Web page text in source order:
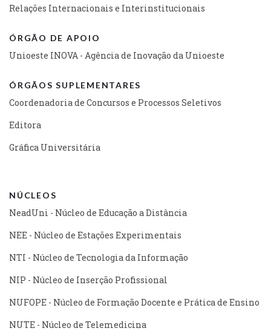
Relações Internacionais e Interinstitucionais
ÓRGÃO DE APOIO
Unioeste INOVA - Agência de Inovação da Unioeste
ÓRGÃOS SUPLEMENTARES
Coordenadoria de Concursos e Processos Seletivos
Editora
Gráfica Universitária
NÚCLEOS
NeadUni - Núcleo de Educação a Distância
NEE - Núcleo de Estações Experimentais
NTI - Núcleo de Tecnologia da Informação
NIP - Núcleo de Inserção Profissional
NUFOPE - Núcleo de Formação Docente e Prática de Ensino
NUTE - Núcleo de Telemedicina